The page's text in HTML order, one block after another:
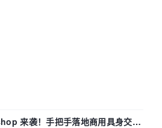
来袭！手把手落地商用具身交互